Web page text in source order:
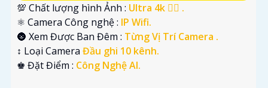
💯 Chất lượng hình Ảnh : Ultra 4k 👍🏾 .
⚛️ Camera Công nghệ : IP Wifi.
🌚 Xem Được Ban Đêm : Từng Vị Trí Camera .
↕️ Loại Camera Đầu ghi 10 kênh.
️♚ Đặt Điểm : Công Nghệ AI.